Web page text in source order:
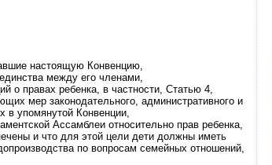
настоящую Конвенцию,
между его членами,
о правах ребенка, в частности, Статью 4,
мер законодательного, административного и
в упомянутой Конвенции,
Ассамблеи относительно прав ребенка,
и что для этой цели дети должны иметь
по вопросам семейных отношений,